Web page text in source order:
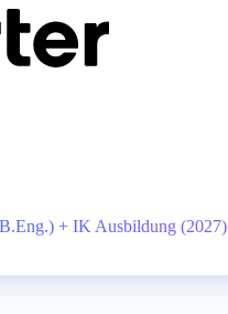
+ IK Ausbildung (2027)